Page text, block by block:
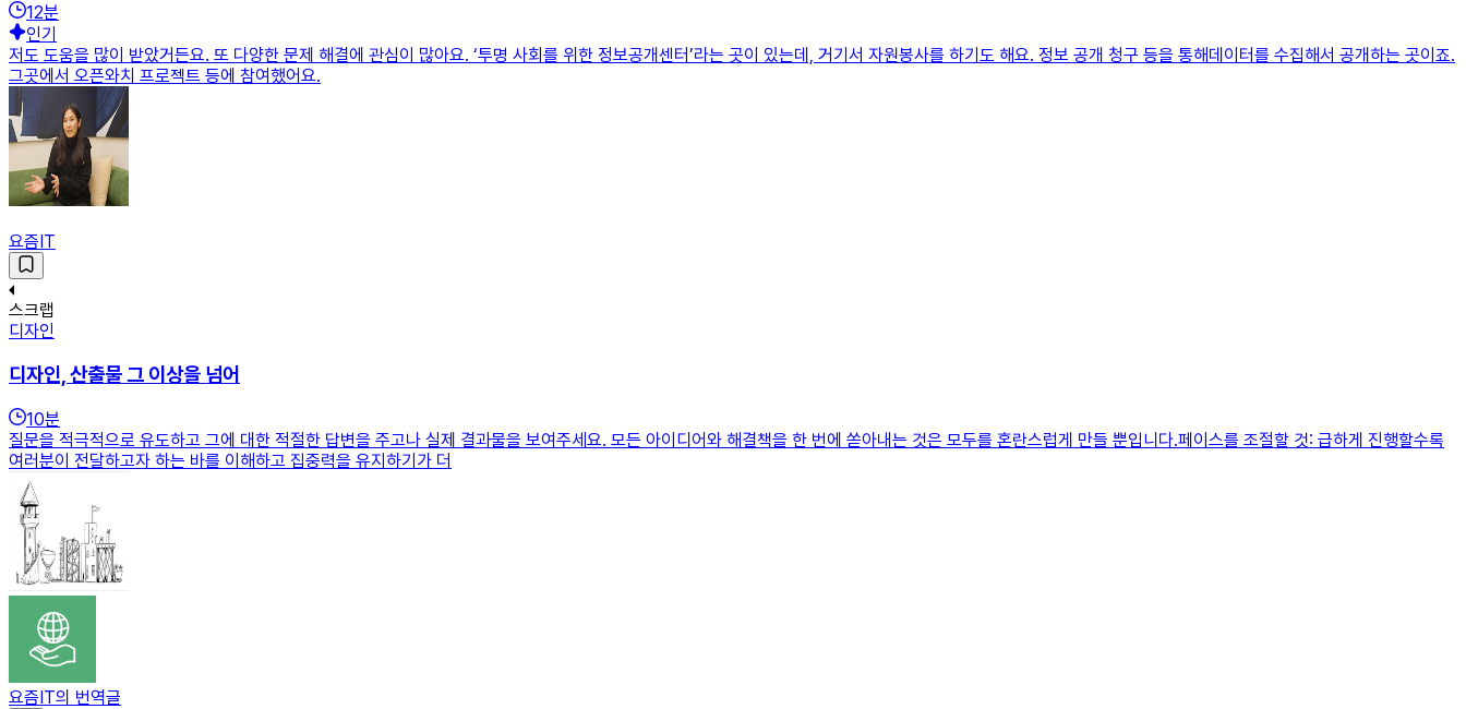
12분
인기
저도 도움을 많이 받았거든요. 또 다양한 문제 해결에 관심이 많아요. ‘투명 사회를 위한 정보공개센터’라는 곳이 있는데, 거기서 자원봉사를 하기도 해요. 정보 공개 청구 등을 통해데이터를 수집해서 공개하는 곳이죠.
그곳에서 오픈와치 프로젝트 등에 참여했어요.
요즘IT
스크랩
디자인
디자인, 산출물 그 이상을 넘어
10분
질문을 적극적으로 유도하고 그에 대한 적절한 답변을 주고나 실제 결과물을 보여주세요. 모든 아이디어와 해결책을 한 번에 쏟아내는 것은 모두를 혼란스럽게 만들 뿐입니다.페이스를 조절할 것: 급하게 진행할수록
여러분이 전달하고자 하는 바를 이해하고 집중력을 유지하기가 더
요즘IT의 번역글